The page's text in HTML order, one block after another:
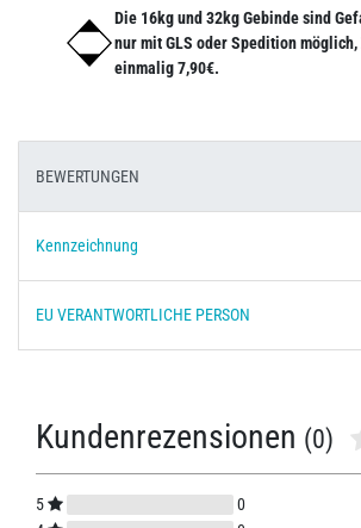
Die 16kg und 32kg Gebinde sind
nur mit GLS oder Spedition möglich,
einmalig 7,90€.
BEWERTUNGEN
Kennzeichnung
EU VERANTWORTLICHE PERSON
Kundenrezensionen (0)
5
0